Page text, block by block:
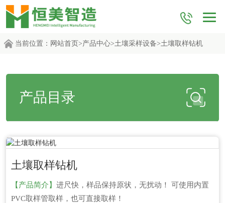
当前位置： 网站首页 >产品中心>土壤采样设备>土壤取样钻机
产品目录
土壤取样钻机
【产品简介】 进尺快，样品保持原状，无扰动！ 可使用内置
PVC取样管取样，也可直接取样！